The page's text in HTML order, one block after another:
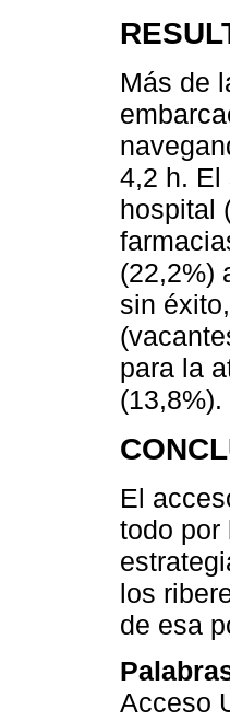
Más de
4,2 h. El
hospital
(22,2%)
sin
para la
(13,8%).
El
todo por
los
de esa
Acceso